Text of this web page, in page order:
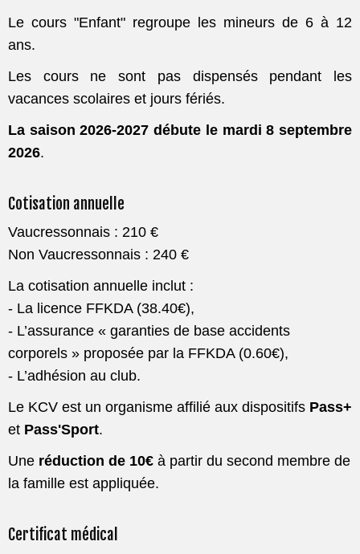
Le cours "Enfant" regroupe les mineurs de 6 à 12
ans.
Les cours ne sont pas dispensés pendant les
vacances scolaires et jours fériés.
La saison 2026-2027 débute le mardi 8 septembre
2026.
Cotisation annuelle
Vaucressonnais : 210 €
Non Vaucressonnais : 240 €
La cotisation annuelle inclut :
- La licence FFKDA (38.40€),
- L’assurance « garanties de base accidents
corporels » proposée par la FFKDA (0.60€),
- L’adhésion au club.
Le KCV est un organisme affilié aux dispositifs Pass+
et Pass'Sport.
Une réduction de 10€ à partir du second membre de
la famille est appliquée.
Certificat médical